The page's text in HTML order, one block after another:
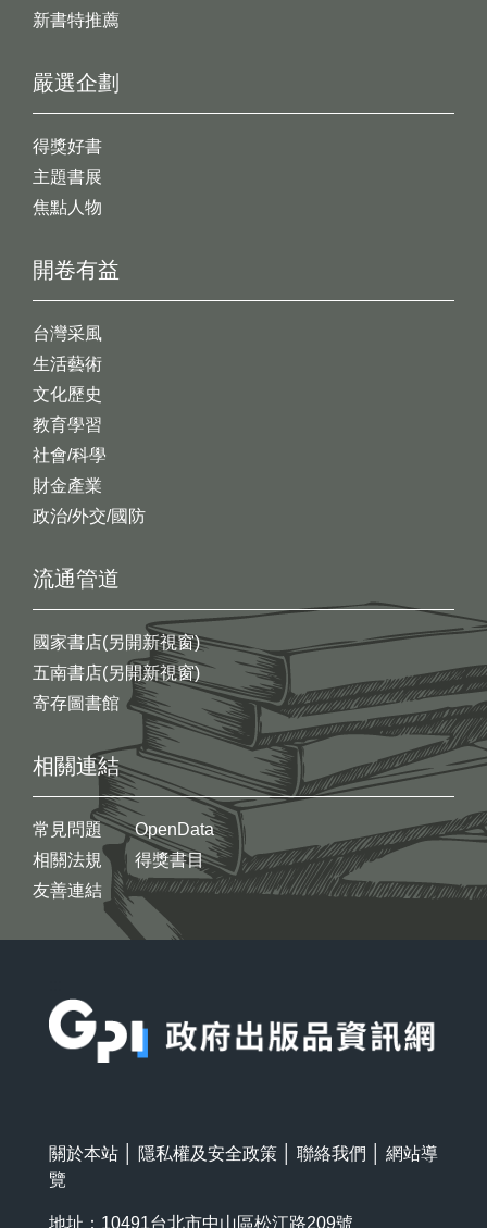
新書特推薦
開卷有益
台灣采風
生活藝術
文化歷史
教育學習
社會/科學
財金產業
政治/外交/國防
嚴選企劃
得獎好書
主題書展
焦點人物
流通管道
國家書店(另開新視窗)
五南書店(另開新視窗)
寄存圖書館
相關連結
常見問題
相關法規
友善連結
OpenData
得獎書目
關於本站 隱私權及安全政策 聯絡我們
網站導
覽
地址：10491台北市中山區松江路209號